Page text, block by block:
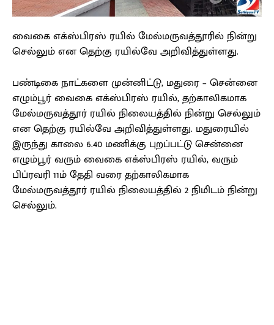
வைகை எக்ஸ்பிரஸ் ரயில் மேல்மருவத்தூரில் நின்று
செல்லும் என தெற்கு ரயில்வே அறிவித்துள்ளது.
பண்டிகை நாட்களை முன்னிட்டு, மதுரை – சென்னை
எழும்பூர் வைகை எக்ஸ்பிரஸ் ரயில், தற்காலிகமாக
மேல்மருவத்தூர் ரயில் நிலையத்தில் நின்று செல்லும்
என தெற்கு ரயில்வே அறிவித்துள்ளது. மதுரையில்
இருந்து காலை 6.40 மணிக்கு புறப்பட்டு சென்னை
எழும்பூர் வரும் வைகை எக்ஸ்பிரஸ் ரயில், வரும்
பிப்ரவரி 11ம் தேதி வரை தற்காலிகமாக
மேல்மருவத்தூர் ரயில் நிலையத்தில் 2 நிமிடம் நின்று
செல்லும்.